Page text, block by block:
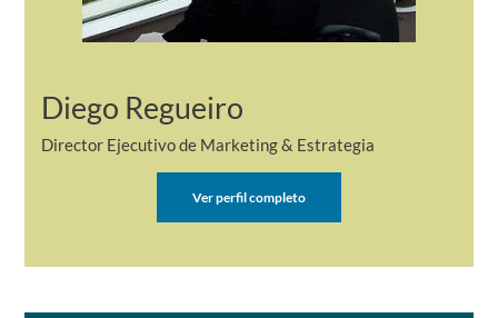
Diego Regueiro
Director Ejecutivo de Marketing & Estrategia
Ver perfil completo